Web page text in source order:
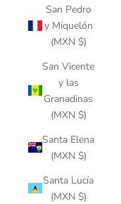
San Pedro
y Miquelón
(MXN $)
San Vicente
y las
Granadinas
(MXN $)
Santa Elena
(MXN $)
Santa Lucía
(MXN $)